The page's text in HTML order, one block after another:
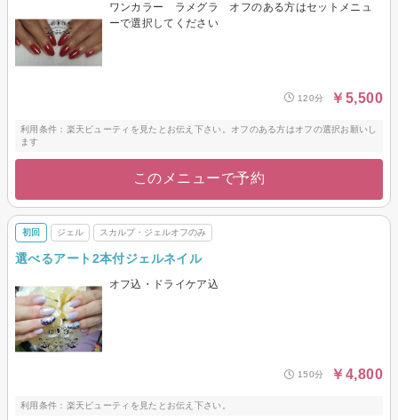
ワンカラー ラメグラ オフのある方はセットメニュ
ーで選択してください
120分 ￥5,500
利用条件：楽天ビューティを見たとお伝え下さい。オフのある方はオフの選択お願いし
ます
このメニューで予約
初回 ジェル スカルプ・ジェルオフのみ
選べるアート2本付ジェルネイル
オフ込・ドライケア込
150分 ￥4,800
利用条件：楽天ビューティを見たとお伝え下さい。